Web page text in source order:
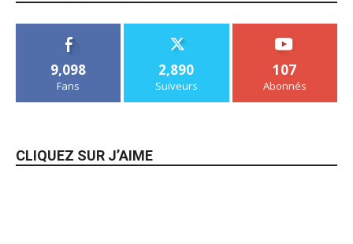
9,098
Fans
2,890
Suiveurs
107
Abonnés
CLIQUEZ SUR J’AIME